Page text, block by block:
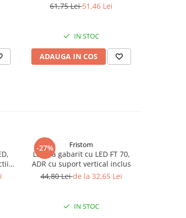
rosu si alb
61,75 Lei51,46 Lei
IN STOC
ADAUGA IN COS
-27% Fristom
Lampa gabarit cu LED FT 70,
ADR cu suport vertical inclus
44,80 Leide la 32,65 Lei
IN STOC